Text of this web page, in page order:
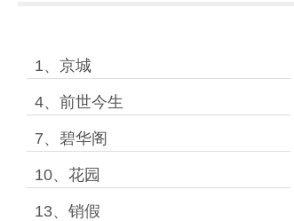
1、京城
4、前世今生
7、碧华阁
10、花园
13、销假